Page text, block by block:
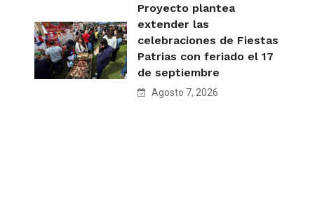
Proyecto plantea
extender las
celebraciones de Fiestas
Patrias con feriado el 17
de septiembre
Agosto 7, 2026